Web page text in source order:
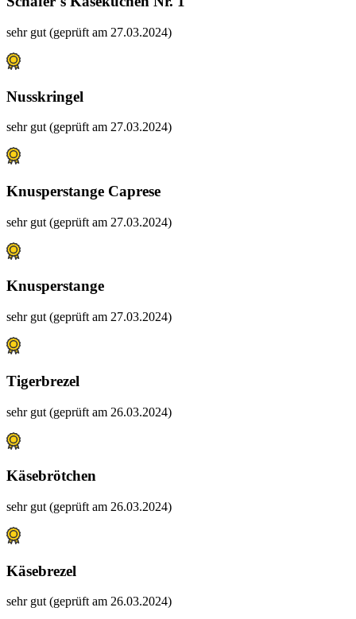
sehr gut (geprüft am 27.03.2024)
Nusskringel
sehr gut (geprüft am 27.03.2024)
Knusperstange Caprese
sehr gut (geprüft am 27.03.2024)
Knusperstange
sehr gut (geprüft am 27.03.2024)
Tigerbrezel
sehr gut (geprüft am 26.03.2024)
Käsebrötchen
sehr gut (geprüft am 26.03.2024)
Käsebrezel
sehr gut (geprüft am 26.03.2024)